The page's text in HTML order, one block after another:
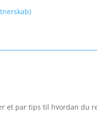
et par tips til hvordan du